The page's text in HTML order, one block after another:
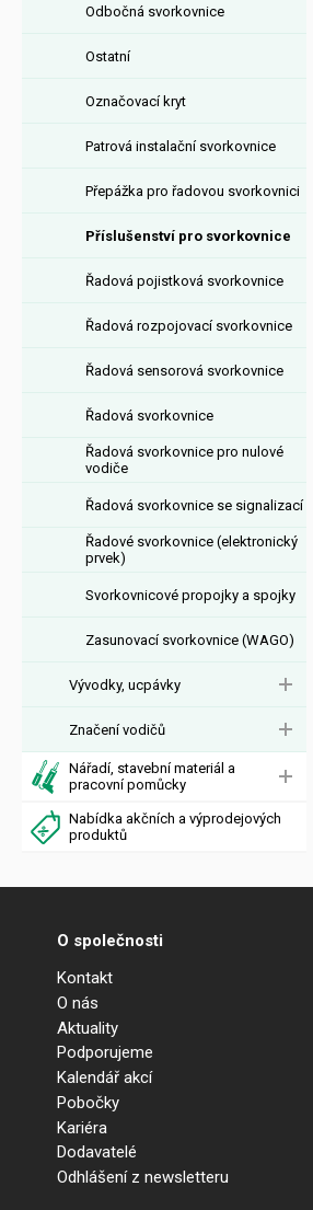
Odbočná svorkovnice
Ostatní
Označovací kryt
Patrová instalační svorkovnice
Přepážka pro řadovou svorkovnici
Příslušenství pro svorkovnice
Řadová pojistková svorkovnice
Řadová rozpojovací svorkovnice
Řadová sensorová svorkovnice
Řadová svorkovnice
Řadová svorkovnice pro nulové
vodiče
Řadová svorkovnice se signalizací
Řadové svorkovnice (elektronický
prvek)
Svorkovnicové propojky a spojky
Zasunovací svorkovnice (WAGO)
Vývodky, ucpávky
Značení vodičů
Nářadí, stavební materiál a
pracovní pomůcky
Nabídka akčních a výprodejových
produktů
O společnosti
Kontakt
O nás
Aktuality
Podporujeme
Kalendář akcí
Pobočky
Kariéra
Dodavatelé
Odhlášení z newsletteru